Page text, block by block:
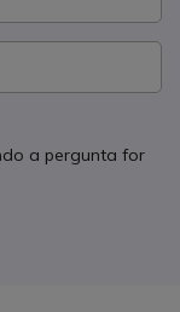
a pergunta for